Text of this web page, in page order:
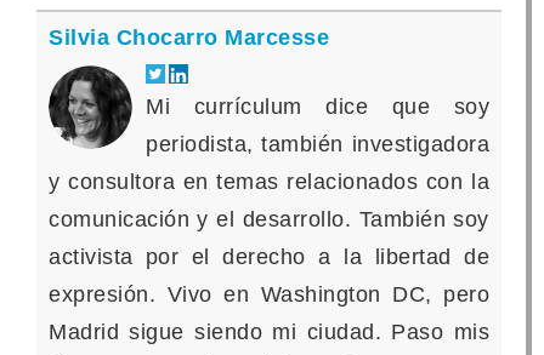
Silvia Chocarro Marcesse
Mi currículum dice que soy
periodista, también investigadora
y consultora en temas relacionados con la
comunicación y el desarrollo. También soy
activista por el derecho a la libertad de
expresión. Vivo en Washington DC, pero
Madrid sigue siendo mi ciudad. Paso mis